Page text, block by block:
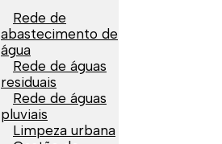
Rede de
abastecimento de
água
Rede de águas
residuais
Rede de águas
pluviais
Limpeza urbana